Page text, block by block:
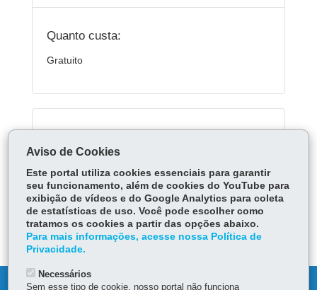
Quanto custa:
Gratuito
Agendar ou cancelar exames
ÓRGÃO RESPONSÁVEL
DEIXE SUA OPINIÃO
DENUNCIE CORRUPÇÃO
Aviso de Cookies
Este portal utiliza cookies essenciais para garantir
seu funcionamento, além de cookies do YouTube para
exibição de vídeos e do Google Analytics para coleta
de estatísticas de uso. Você pode escolher como
tratamos os cookies a partir das opções abaixo.
Para mais informações, acesse nossa Política de
Privacidade.
Necessários
Sem esse tipo de cookie, nosso portal não funciona